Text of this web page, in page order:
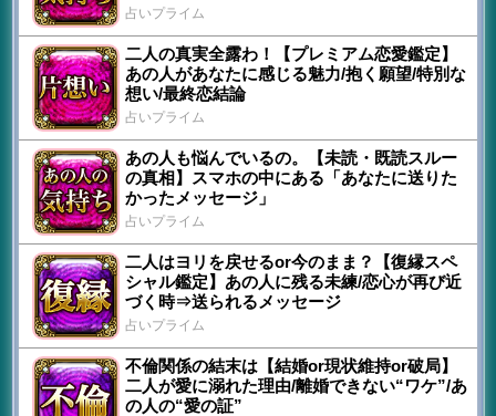
占いプライム
二人の真実全露わ！【プレミアム恋愛鑑定】
あの人があなたに感じる魅力/抱く願望/特別な
想い/最終恋結論
占いプライム
あの人も悩んでいるの。【未読・既読スルー
の真相】スマホの中にある「あなたに送りた
かったメッセージ」
占いプライム
二人はヨリを戻せるor今のまま？【復縁スペ
シャル鑑定】あの人に残る未練/恋心が再び近
づく時⇒送られるメッセージ
占いプライム
不倫関係の結末は【結婚or現状維持or破局】
二人が愛に溺れた理由/離婚できない“ワケ”/あ
の人の“愛の証”